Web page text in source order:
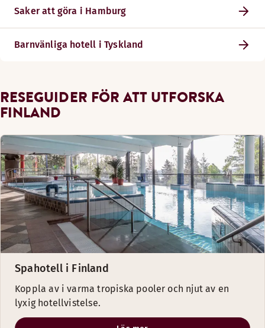
Saker att göra i Hamburg
Barnvänliga hotell i Tyskland
RESEGUIDER FÖR ATT UTFORSKA
FINLAND
Spahotell i Finland
Koppla av i varma tropiska pooler och njut av en
lyxig hotellvistelse.